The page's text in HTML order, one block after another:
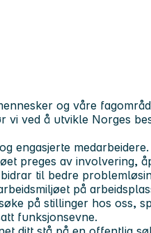
og våre
vi ved å utvikle Norges
engasjerte
preges av involvering,
til bedre
på
på stillinger hos oss,
funksjonsevne.